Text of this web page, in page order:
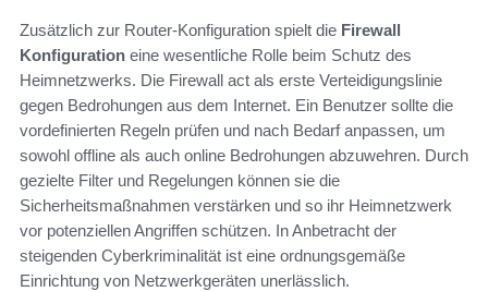
Zusätzlich zur Router-Konfiguration spielt die Firewall
Konfiguration eine wesentliche Rolle beim Schutz des
Heimnetzwerks. Die Firewall act als erste Verteidigungslinie
gegen Bedrohungen aus dem Internet. Ein Benutzer sollte die
vordefinierten Regeln prüfen und nach Bedarf anpassen, um
sowohl offline als auch online Bedrohungen abzuwehren. Durch
gezielte Filter und Regelungen können sie die
Sicherheitsmaßnahmen verstärken und so ihr Heimnetzwerk
vor potenziellen Angriffen schützen. In Anbetracht der
steigenden Cyberkriminalität ist eine ordnungsgemäße
Einrichtung von Netzwerkgeräten unerlässlich.